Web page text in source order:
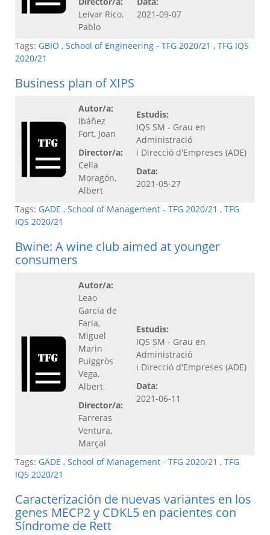
Leivar Rico,
Pablo
2021-09-07
Tags: GBIO , School of Engineering - TFG 2020/21 , TFG IQS
2020/21
Business plan of XIPS
Autor/a:
Ibáñez
Fort, Joan
Director/a:
Cella
Moragón,
Albert
Estudis:
IQS SM - Grau en
Administració
i Direcció d'Empreses (ADE)
Data:
2021-05-27
Tags: GADE , School of Management - TFG 2020/21 , TFG
IQS 2020/21
Bwine: A wine club aimed at younger
consumers
Autor/a:
Leao
Garcia de
Faria,
Miguel
Marin
Puiggròs
Vega,
Albert
Director/a:
Farreras
Ventura,
Marçal
Estudis:
IQS SM - Grau en
Administració
i Direcció d'Empreses (ADE)
Data:
2021-06-11
Tags: GADE , School of Management - TFG 2020/21 , TFG
IQS 2020/21
Caracterización de nuevas variantes en los
genes MECP2 y CDKL5 en pacientes con
Síndrome de Rett